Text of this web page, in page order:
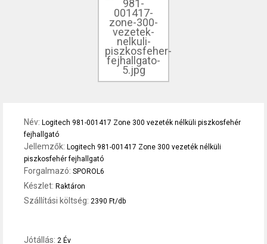
Név: Logitech 981-001417 Zone 300 vezeték nélküli piszkosfehér
fejhallgató
Jellemzők: Logitech 981-001417 Zone 300 vezeték nélküli
piszkosfehér fejhallgató
Forgalmazó: SPOROL6
Készlet: Raktáron
Szállítási költség: 2390 Ft/db
Jótállás: 2 Év